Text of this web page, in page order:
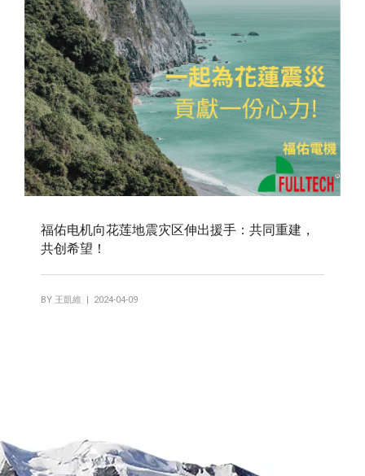
福佑电机向花莲地震灾区伸出援手：共同重建，
共创希望！
BY 王凱維 | 2024-04-09